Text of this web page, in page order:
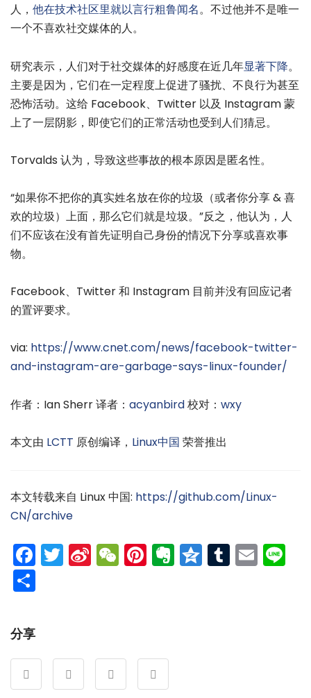
人， 他在技术社区里就以言行粗鲁闻名。不过他并不是唯一
一个不喜欢社交媒体的人。
研究表示，人们对于社交媒体的好感度在近几年显著下降。
主要是因为，它们在一定程度上促进了骚扰、不良行为甚至
恐怖活动。这给 Facebook、Twitter 以及 Instagram 蒙
上了一层阴影，即使它们的正常活动也受到人们猜忌。
Torvalds 认为，导致这些事故的根本原因是匿名性。
“如果你不把你的真实姓名放在你的垃圾（或者你分享 & 喜
欢的垃圾）上面，那么它们就是垃圾。”反之，他认为，人
们不应该在没有首先证明自己身份的情况下分享或喜欢事
物。
Facebook、Twitter 和 Instagram 目前并没有回应记者
的置评要求。
via: https://www.cnet.com/news/facebook-twitter-
and-instagram-are-garbage-says-linux-founder/
作者：Ian Sherr 译者： acyanbird校对： wxy
本文由 LCTT 原创编译， Linux中国 荣誉推出
本文转载来自 Linux 中国: https://github.com/Linux-
CN/archive
Facebook
Twitter
Sina
Weibo
WeChat
Pinterest
Evernote
Qzone
Tumblr
分享